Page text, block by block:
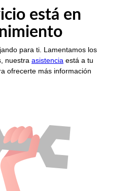
está en
para ti. Lamentamos los
nuestra asistencia está a tu
ofrecerte más información